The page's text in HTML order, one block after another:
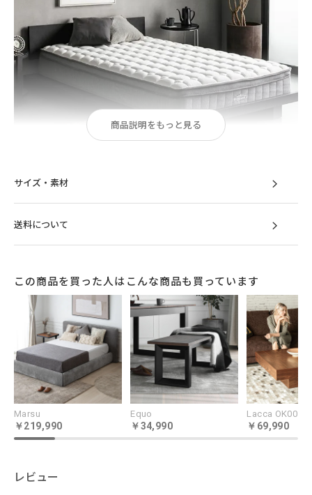
商品説明をもっと見る
サイズ・素材
送料について
この商品を買った人はこんな商品も買っています
Marsu
219,990
Equo
34,990
Lacca OK001
69,990
レビュー